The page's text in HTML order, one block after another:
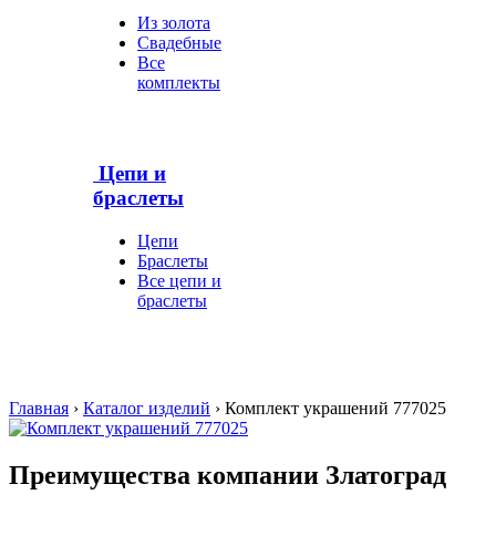
Из золота
Свадебные
Все
комплекты
Цепи и
браслеты
Цепи
Браслеты
Все цепи и
браслеты
Главная › Каталог изделий › Комплект украшений 777025
Преимущества компании Златоград